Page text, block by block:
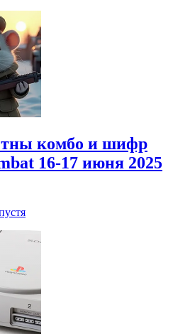
комбо и шифр
16-17 июня 2025